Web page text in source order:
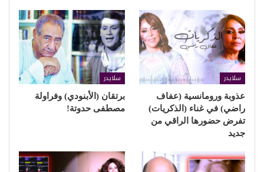
سلايدر
عذوبة ورومانسية (عفاف
راضي) في غناء (الذكريات)
تفرض حضورها الراقي من
جديد
سلايدر
برتقان (الأبنودي) وفراولة
مصطفى حدوتة!